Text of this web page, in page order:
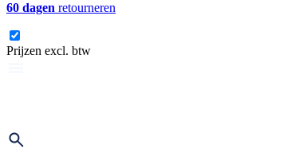
60 dagen retourneren
Prijzen excl. btw